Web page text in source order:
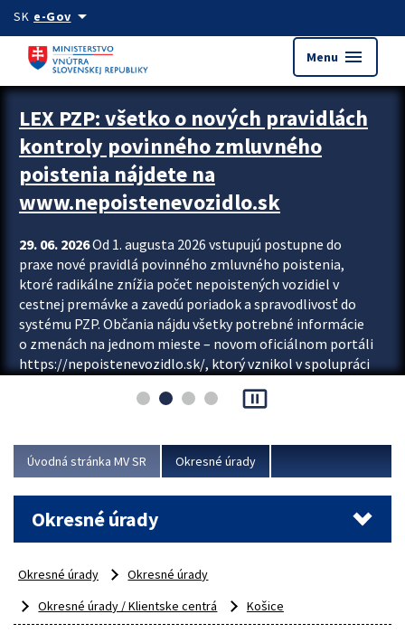
Preskocit na hlavný obsah
SK e-Govarrow_drop_down
Menu menu
Zastavit automatický posun upútavok
LEX PZP: všetko o nových pravidlách
kontroly povinného zmluvného
poistenia nájdete na
www.nepoistenevozidlo.sk
29. 06. 2026Od 1. augusta 2026 vstupujú postupne do
praxe nové pravidlá povinného zmluvného poistenia,
ktoré radikálne znížia počet nepoistených vozidiel v
cestnej premávke a zavedú poriadok a spravodlivosť do
systému PZP. Občania nájdu všetky potrebné informácie
o zmenách na jednom mieste – novom oficiálnom portáli
https://nepoistenevozidlo.sk/, ktorý vznikol v spolupráci
asociácie poisťovní (SLASPO) a Ministerstva vnútra SR.
Viac
pause_presentation
Úvodná stránka MV SR Okresné úrady
Okresné úrady
Okresné úrady
Okresné úrady
Okresné úrady / Klientske centrá
Košice